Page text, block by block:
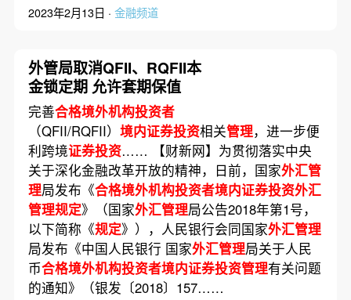
2023年2月13日 · 金融频道
外管局取消QFII、RQFII本
金锁定期 允许套期保值
完善合格境外机构投资者
（QFII/RQFII） 境内证券投资相关管理，进一步便
利跨境证券投资…… 【财新网】为贯彻落实中央
关于深化金融改革开放的精神，日前，国家外汇管
理局发布《合格境外机构投资者境内证券投资外汇
管理规定》（国家外汇管理局公告2018年第1号，
以下简称《规定》），人民银行会同国家外汇管理
局发布《中国人民银行 国家外汇管理局关于人民
币合格境外机构投资者境内证券投资管理有关问题
的通知》（银发〔2018〕157……